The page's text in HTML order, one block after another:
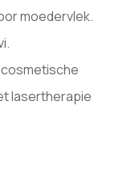
moedervlek.
lasertherapie